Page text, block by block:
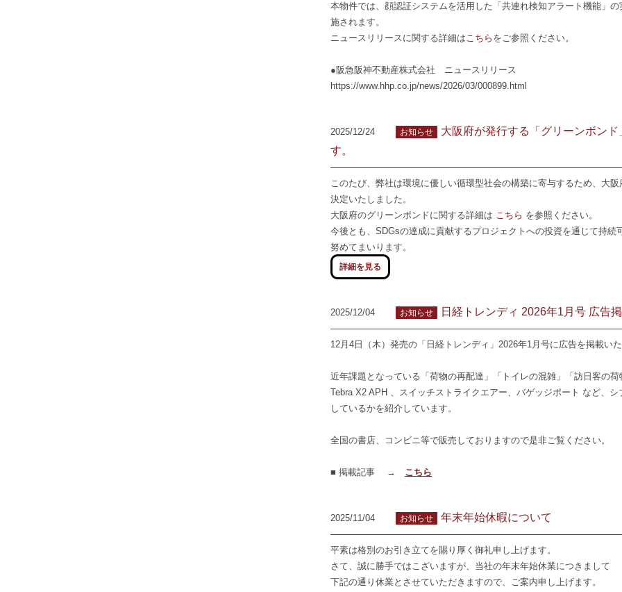
本物件では、顔認証システムを活用した「共連れ検知アラート機能」
施されます。
ニュースリリースに関する詳細はこちら をご参照ください。
●阪急阪神不動産株式会社 ニュースリリース
https://www.hhp.co.jp/news/2026/03/000899.html
2025/12/24 お知らせ
大阪府が発行する「グリーンボン
す。
このたび、弊社は環境に優しい循環型社会の構築に寄与するため、大
決定いたしました。
大阪府のグリーンボンドに関する詳細は こちら を参照ください。
今後とも、SDGsの達成に貢献するプロジェクトへの投資を通じて持続
努めてまいります。
詳細を見る
2025/12/04 お知らせ 日経トレンディ 2026年1月号 広告
12月4日（木）発売の「日経トレンディ」2026年1月号に広告を掲載いた
近年課題となっている「荷物の再配達」「トイレの混雑」「訪日客の荷
Tebra X2 APH 、スイッチストライクエアー、バゲッジポート など、
しているかを紹介しています。
全国の書店、コンビニ等で販売しておりますので是非ご覧ください。
■ 掲載記事 → こちら
2025/11/04 お知らせ 年末年始休暇について
平素は格別のお引き立てを賜り厚く御礼申し上げます。
さて、誠に勝手ではこざいますが、当社の年末年始休業につきまして
下記の通り休業とさせていただきますので、ご案内申し上げます。